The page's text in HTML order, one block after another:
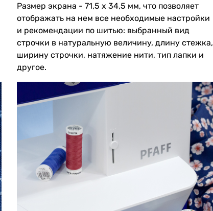
Размер экрана - 71,5 х 34,5 мм, что позволяет
отображать на нем все необходимые настройки
и рекомендации по шитью: выбранный вид
строчки в натуральную величину, длину стежка,
ширину строчки, натяжение нити, тип лапки и
другое.